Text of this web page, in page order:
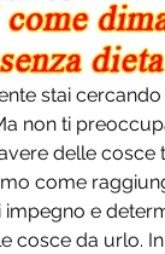
stai
non ti
delle cosce
come
e
cosce da urlo.